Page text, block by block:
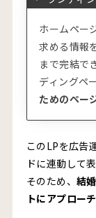
ホームペー
求める情報
まで完結で
ディングペ
ためのペー
このLPを広告
ドに連動して
そのため、 結
トにアプローチ